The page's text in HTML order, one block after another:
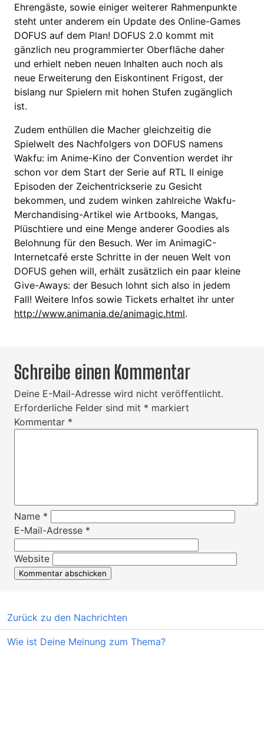
Ehrengäste, sowie einiger weiterer Rahmenpunkte
steht unter anderem ein Update des Online-Games
DOFUS auf dem Plan! DOFUS 2.0 kommt mit
gänzlich neu programmierter Oberfläche daher
und erhielt neben neuen Inhalten auch noch als
neue Erweiterung den Eiskontinent Frigost, der
bislang nur Spielern mit hohen Stufen zugänglich
ist.
Zudem enthüllen die Macher gleichzeitig die
Spielwelt des Nachfolgers von DOFUS namens
Wakfu: im Anime-Kino der Convention werdet ihr
schon vor dem Start der Serie auf RTL II einige
Episoden der Zeichentrickserie zu Gesicht
bekommen, und zudem winken zahlreiche Wakfu-
Merchandising-Artikel wie Artbooks, Mangas,
Plüschtiere und eine Menge anderer Goodies als
Belohnung für den Besuch. Wer im AnimagiC-
Internetcafé erste Schritte in der neuen Welt von
DOFUS gehen will, erhält zusätzlich ein paar kleine
Give-Aways: der Besuch lohnt sich also in jedem
Fall! Weitere Infos sowie Tickets erhaltet ihr unter
http://www.animania.de/animagic.html.
Schreibe einen Kommentar
Deine E-Mail-Adresse wird nicht veröffentlicht.
Erforderliche Felder sind mit * markiert
Kommentar *
Name *
E-Mail-Adresse *
Website
Zurück zu den Nachrichten
Wie ist Deine Meinung zum Thema?